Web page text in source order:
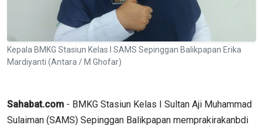
Kepala BMKG Stasiun Kelas I SAMS Sepinggan Balikpapan Erika
Mardiyanti (Antara / M Ghofar)
Sahabat.com - BMKG Stasiun Kelas I Sultan Aji Muhammad
Sulaiman (SAMS) Sepinggan Balikpapan memprakirakanbdi